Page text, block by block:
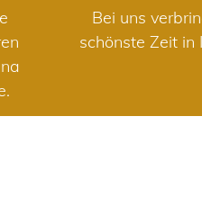
Bei uns
schönste Zeit in